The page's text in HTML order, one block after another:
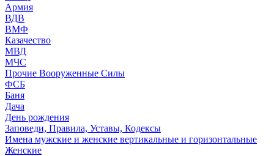
Армия
ВДВ
ВМФ
Казачество
МВД
МЧС
Прочие Вооруженные Силы
ФСБ
Баня
Дача
День рождения
Заповеди, Правила, Уставы, Кодексы
Имена мужские и женские вертикальные и горизонтальные
Женские